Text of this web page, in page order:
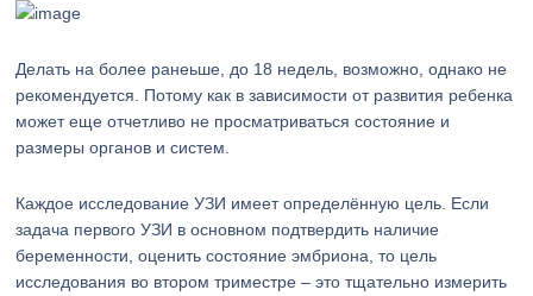
Делать на более ранеьше, до 18 недель, возможно, однако не
рекомендуется. Потому как в зависимости от развития ребенка
может еще отчетливо не просматриваться состояние и
размеры органов и систем.
Каждое исследование УЗИ имеет определённую цель. Если
задача первого УЗИ в основном подтвердить наличие
беременности, оценить состояние эмбриона, то цель
исследования во втором триместре – это тщательно измерить